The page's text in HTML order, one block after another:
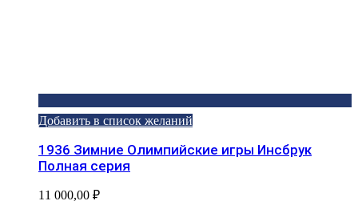
Добавить в список желаний
1936 Зимние Олимпийские игры Инсбрук
Полная серия
11 000,00 ₽